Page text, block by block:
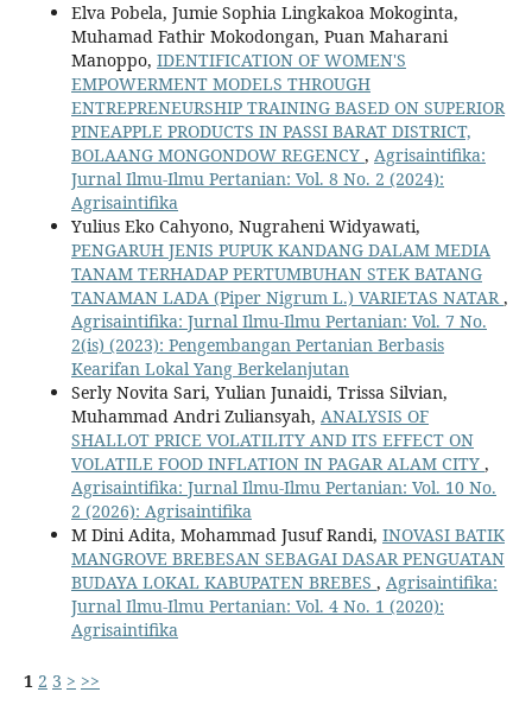
Elva Pobela, Jumie Sophia Lingkakoa Mokoginta,
Muhamad Fathir Mokodongan, Puan Maharani
Manoppo, IDENTIFICATION OF WOMEN'S
EMPOWERMENT MODELS THROUGH
ENTREPRENEURSHIP TRAINING BASED ON SUPERIOR
PINEAPPLE PRODUCTS IN PASSI BARAT DISTRICT,
BOLAANG MONGONDOW REGENCY , Agrisaintifika:
Jurnal Ilmu-Ilmu Pertanian: Vol. 8 No. 2 (2024):
Agrisaintifika
Yulius Eko Cahyono, Nugraheni Widyawati,
PENGARUH JENIS PUPUK KANDANG DALAM MEDIA
TANAM TERHADAP PERTUMBUHAN STEK BATANG
TANAMAN LADA (Piper Nigrum L.) VARIETAS NATAR,
Agrisaintifika: Jurnal Ilmu-Ilmu Pertanian: Vol. 7 No.
2(is) (2023): Pengembangan Pertanian Berbasis
Kearifan Lokal Yang Berkelanjutan
Serly Novita Sari, Yulian Junaidi, Trissa Silvian,
Muhammad Andri Zuliansyah, ANALYSIS OF
SHALLOT PRICE VOLATILITY AND ITS EFFECT ON
VOLATILE FOOD INFLATION IN PAGAR ALAM CITY ,
Agrisaintifika: Jurnal Ilmu-Ilmu Pertanian: Vol. 10 No.
2 (2026): Agrisaintifika
M Dini Adita, Mohammad Jusuf Randi, INOVASI BATIK
MANGROVE BREBESAN SEBAGAI DASAR PENGUATAN
BUDAYA LOKAL KABUPATEN BREBES , Agrisaintifika:
Jurnal Ilmu-Ilmu Pertanian: Vol. 4 No. 1 (2020):
Agrisaintifika
1 2 3 > >>